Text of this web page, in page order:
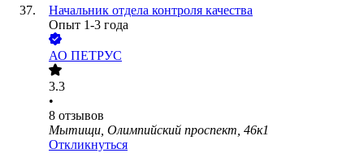
Начальник отдела контроля качества
Опыт 1-3 года
АО ПЕТРУС
3.3
•
8 отзывов
Мытищи, Олимпийский проспект, 46к1
Откликнуться